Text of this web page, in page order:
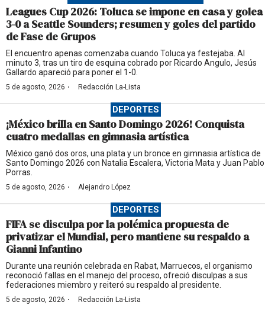
Leagues Cup 2026: Toluca se impone en casa y golea
3-0 a Seattle Sounders; resumen y goles del partido
de Fase de Grupos
El encuentro apenas comenzaba cuando Toluca ya festejaba. Al
minuto 3, tras un tiro de esquina cobrado por Ricardo Angulo, Jesús
Gallardo apareció para poner el 1-0.
5 de agosto, 2026 · Redacción La-Lista
DEPORTES
¡México brilla en Santo Domingo 2026! Conquista
cuatro medallas en gimnasia artística
México ganó dos oros, una plata y un bronce en gimnasia artística de
Santo Domingo 2026 con Natalia Escalera, Victoria Mata y Juan Pablo
Porras.
5 de agosto, 2026 · Alejandro López
DEPORTES
FIFA se disculpa por la polémica propuesta de
privatizar el Mundial, pero mantiene su respaldo a
Gianni Infantino
Durante una reunión celebrada en Rabat, Marruecos, el organismo
reconoció fallas en el manejo del proceso, ofreció disculpas a sus
federaciones miembro y reiteró su respaldo al presidente.
5 de agosto, 2026 · Redacción La-Lista